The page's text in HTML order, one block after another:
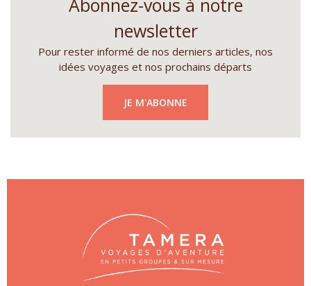
Abonnez-vous à notre
newsletter
Pour rester informé de nos derniers articles, nos
idées voyages et nos prochains départs
JE M'ABONNE